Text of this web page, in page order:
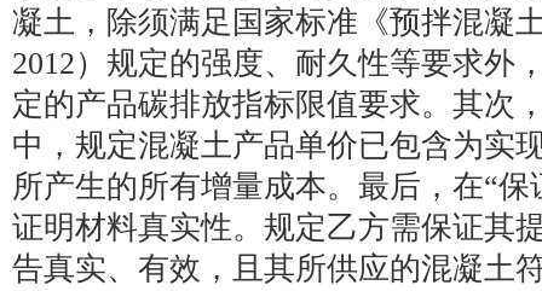
凝土，除须满足国家标准《预拌混凝
2012）规定的强度、耐久性等要求外
定的产品碳排放指标限值要求。其次
中，规定混凝土产品单价已包含为实
所产生的所有增量成本。最后，在“
证明材料真实性。规定乙方需保证其
告真实、有效，且其所供应的混凝土